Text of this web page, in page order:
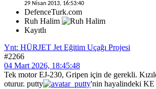
29 Nisan 2013, 16:53:40
DefenceTurk.com
Ruh Halim
Kayıtlı
Ynt: HÜRJET Jet Eğitim Uçağı Projesi
#2266
04 Mart 2026, 18:45:48
Tek motor EJ-230, Gripen için de gerekli.
oturur. putty 'nin hayalindeki KE